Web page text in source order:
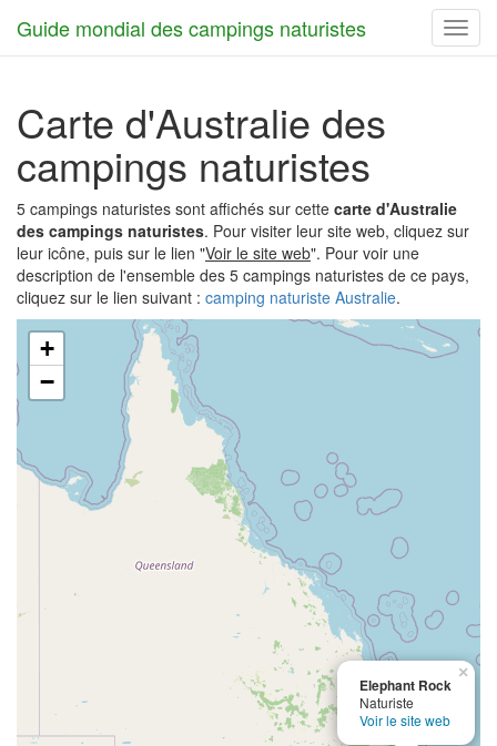
Guide mondial des campings naturistes
Carte d'Australie des
campings naturistes
5 campings naturistes sont affichés sur cette carte d'Australie
des campings naturistes. Pour visiter leur site web, cliquez sur
leur icône, puis sur le lien "Voir le site web". Pour voir une
description de l'ensemble des 5 campings naturistes de ce pays,
cliquez sur le lien suivant : camping naturiste Australie.
Elephant Rock
Naturiste
Voir le site web
×
+
−